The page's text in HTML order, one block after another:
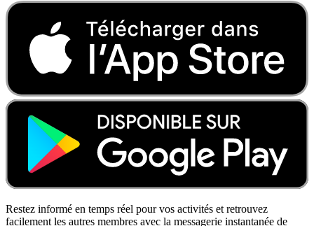
Restez informé en temps réel pour vos activités et retrouvez
facilement les autres membres avec la messagerie instantanée de